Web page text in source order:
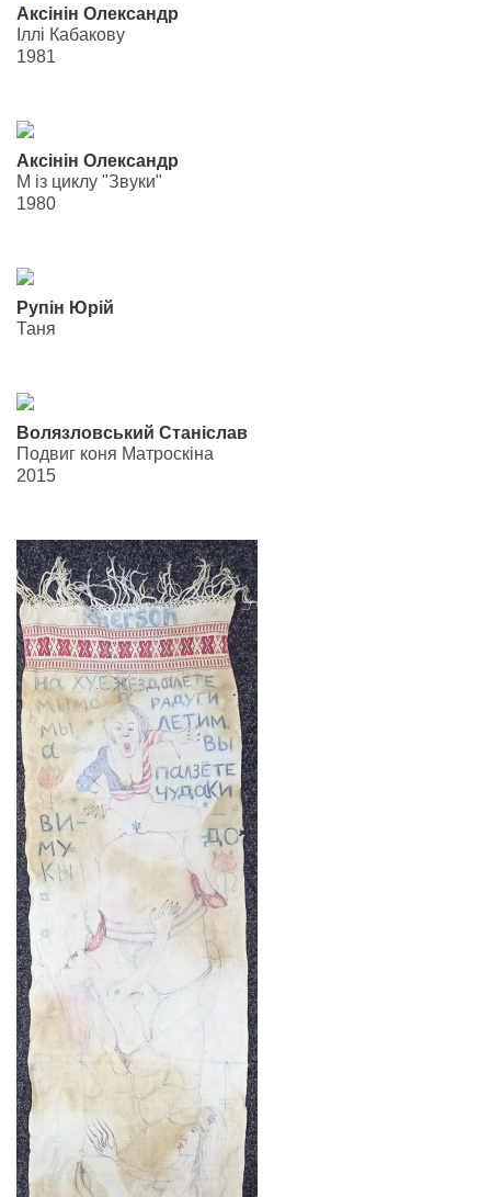
Аксінін Олександр
Іллі Кабакову
1981
Аксінін Олександр
М із циклу "Звуки"
1980
Рупін Юрій
Таня
Волязловський Станіслав
Подвиг коня Матроскіна
2015